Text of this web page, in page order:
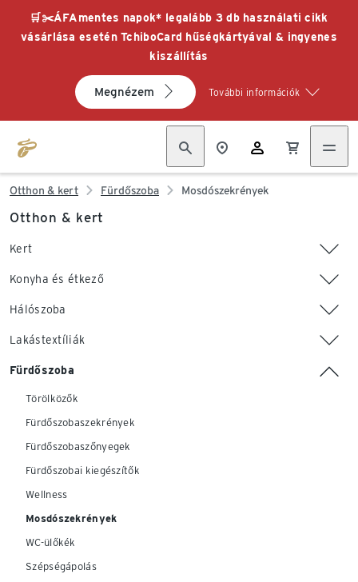
🛒✂️ÁFAmentes napok* legalább 3 db használati cikk
vásárlása esetén TchiboCard hűségkártyával & ingyenes
kiszállítás
Megnézem További információk
Otthon & kert Fürdőszoba Mosdószekrények
Otthon & kert
Kert
Konyha és étkező
Hálószoba
Lakástextíliák
Fürdőszoba
Törölközők
Fürdőszobaszekrények
Fürdőszobaszőnyegek
Fürdőszobai kiegészítők
Wellness
Mosdószekrények
WC-ülőkék
Szépségápolás